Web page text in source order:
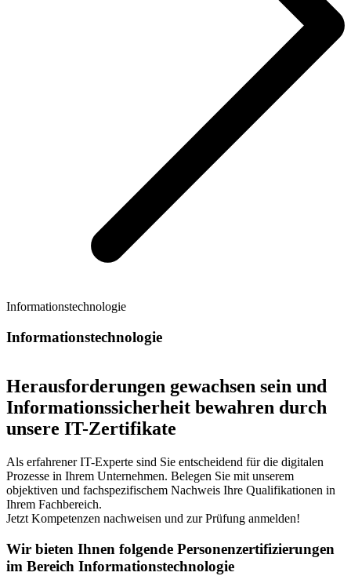
Informationstechnologie
Informationstechnologie
Herausforderungen gewachsen sein und
Informationssicherheit bewahren durch
unsere IT-Zertifikate
Als erfahrener IT-Experte sind Sie entscheidend für die digitalen
Prozesse in Ihrem Unternehmen. Belegen Sie mit unserem
objektiven und fachspezifischem Nachweis Ihre Qualifikationen in
Ihrem Fachbereich.
Jetzt Kompetenzen nachweisen und zur Prüfung anmelden!
Wir bieten Ihnen folgende Personenzertifizierungen
im Bereich Informationstechnologie